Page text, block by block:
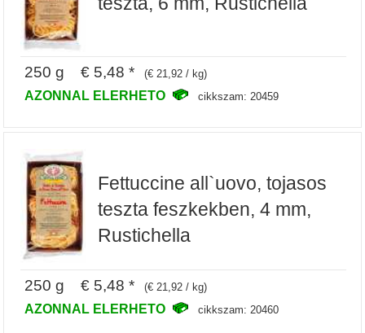
250 g € 5,48 * (€ 21,92 / kg)
AZONNAL ELERHETO cikkszam: 20459
Fettuccine all`uovo, tojasos
teszta feszkekben, 4 mm,
Rustichella
250 g € 5,48 * (€ 21,92 / kg)
AZONNAL ELERHETO cikkszam: 20460